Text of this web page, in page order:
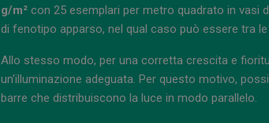
g/m² con 25 esemplari per metro quadrato in vasi
di fenotipo apparso, nel qual caso può essere tra le
Allo stesso modo, per una corretta crescita e
un'illuminazione adeguata. Per questo motivo,
barre che distribuiscono la luce in modo parallelo.